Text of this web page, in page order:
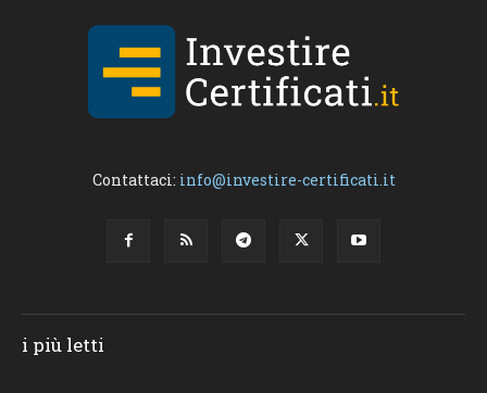
Contattaci: info@investire-certificati.it
i più letti